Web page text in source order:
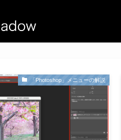
「Photoshop」メニューの解説